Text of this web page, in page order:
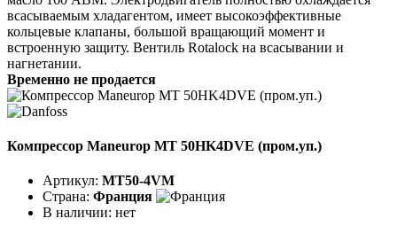
всасываемым хладагентом, имеет высокоэффективные
кольцевые клапаны, большой вращающий момент и
встроенную защиту. Вентиль Rotalock на всасывании и
нагнетании.
Временно не продается
Компрессор Maneurop MT 50HK4DVE (пром.уп.)
Артикул: MT50-4VM
Страна: Франция
В наличии: нет